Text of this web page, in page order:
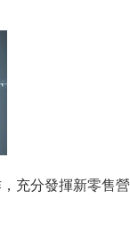
充分發揮新零售營